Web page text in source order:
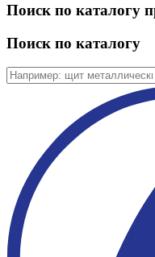
Поиск по каталогу
Поиск по каталогу